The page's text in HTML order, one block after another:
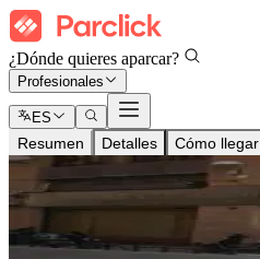
¿Dónde quieres aparcar?
Profesionales
ES
Resumen Detalles Cómo llegar